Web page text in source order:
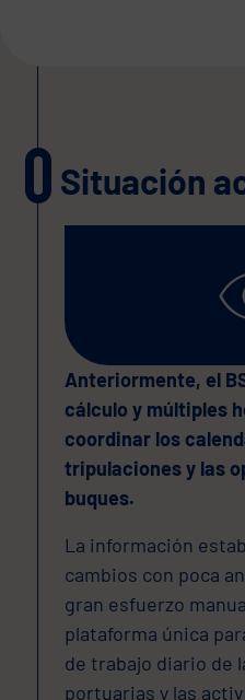
Situación
Anteriormente, el
cálculo y múltiples
coordinar los
tripulaciones y las
buques.
La información
cambios con poca
gran esfuerzo
plataforma única
de trabajo diario de
portuarias y las